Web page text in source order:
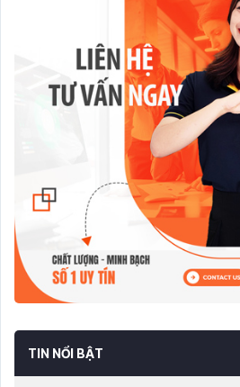
TIN NỔI BẬT